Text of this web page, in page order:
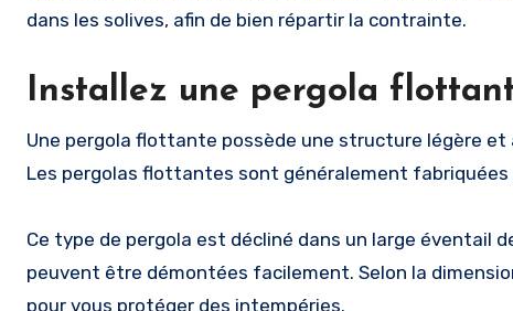
dans les solives, afin de bien répartir la contrainte.
Installez une pergola
Une pergola flottante possède une structure légère
Les pergolas flottantes sont généralement fabriquées
Ce type de pergola est décliné dans un large éventail
peuvent être démontées facilement. Selon la
pour vous protéger des intempéries.